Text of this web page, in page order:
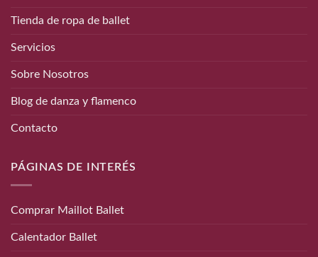
Tienda de ropa de ballet
Servicios
Sobre Nosotros
Blog de danza y flamenco
Contacto
PÁGINAS DE INTERÉS
Comprar Maillot Ballet
Calentador Ballet